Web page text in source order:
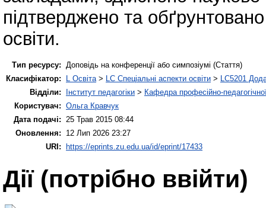
підтверджено та
освіти.
Тип ресурсу:
Доповідь на конференції або симпозіумі (Стаття)
Класифікатор:
L Освіта > LC Спеціальні аспекти освіти > LC5201
Відділи:
Інститут педагогіки > Кафедра професійно-
Користувач: Ольга Кравчук
Дата подачі:
25 Трав 2015 08:44
Оновлення:
12 Лип 2026 23:27
URI: https://eprints.zu.edu.ua/id/eprint/17433
Дії ​​(потрібно ввійти)